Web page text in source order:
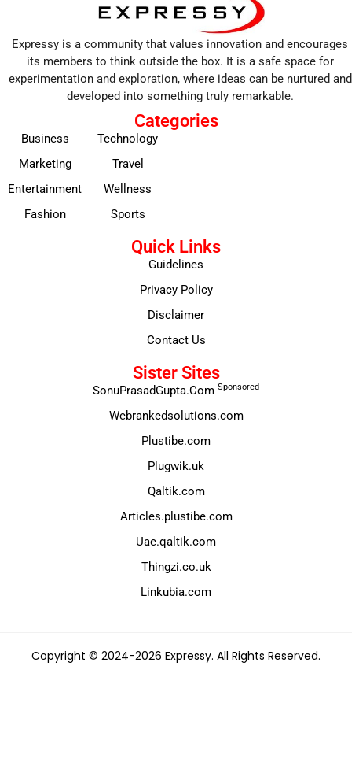
Expressy is a community that values innovation and encourages
its members to think outside the box. It is a safe space for
experimentation and exploration, where ideas can be nurtured and
developed into something truly remarkable.
Categories
Business
Marketing
Entertainment
Fashion
Technology
Travel
Wellness
Sports
Quick Links
Guidelines
Privacy Policy
Disclaimer
Contact Us
Sister Sites
SonuPrasadGupta.Com Sponsored
Webrankedsolutions.com
Plustibe.com
Plugwik.uk
Qaltik.com
Articles.plustibe.com
Uae.qaltik.com
Thingzi.co.uk
Linkubia.com
Copyright © 2024-2026 Expressy. All Rights Reserved.